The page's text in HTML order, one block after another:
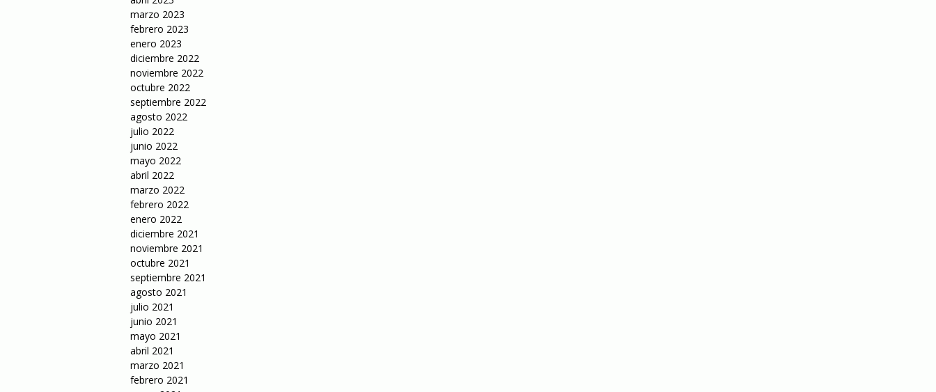
marzo 2023
febrero 2023
enero 2023
diciembre 2022
noviembre 2022
octubre 2022
septiembre 2022
agosto 2022
julio 2022
junio 2022
mayo 2022
abril 2022
marzo 2022
febrero 2022
enero 2022
diciembre 2021
noviembre 2021
octubre 2021
septiembre 2021
agosto 2021
julio 2021
junio 2021
mayo 2021
abril 2021
marzo 2021
febrero 2021